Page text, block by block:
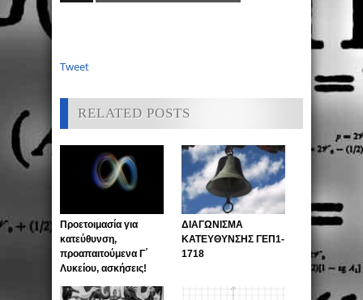
Tweet
RELATED POSTS
Προετοιμασία για
κατεύθυνση,
προαπαιτούμενα Γ΄
Λυκείου, ασκήσεις!
ΔΙΑΓΩΝΙΣΜΑ
ΚΑΤΕΥΘΥΝΣΗΣ ΓΕΠ1-
1718